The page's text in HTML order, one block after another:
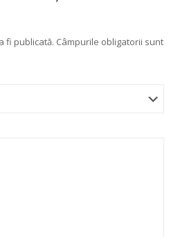
fi publicată. Câmpurile obligatorii sunt